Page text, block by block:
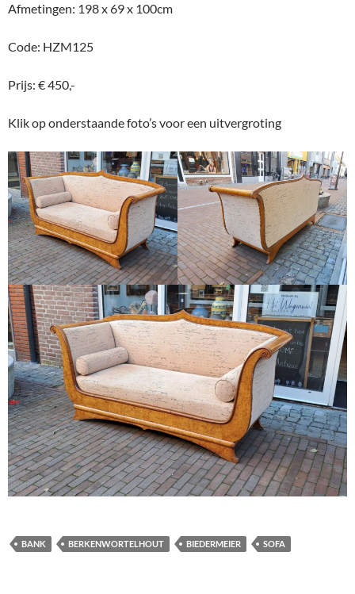
Afmetingen: 198 x 69 x 100cm
Code: HZM125
Prijs: € 450,-
Klik op onderstaande foto’s voor een uitvergroting
BANK BERKENWORTELHOUT BIEDERMEIER SOFA